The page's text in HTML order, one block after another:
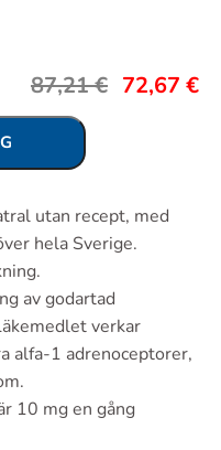
87,21€ 72,67 €
utan recept, med
hela Sverige.
av godartad
verkar
alfa-1 adrenoceptorer,
10 mg en gång